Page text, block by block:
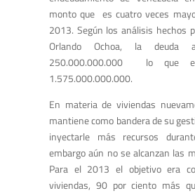
monto que es cuatro veces
2013. Según los análisis hechos
Orlando Ochoa, la deuda
250.000.000.000 lo que
1.575.000.000.000.
En materia de viviendas
mantiene como bandera de su
inyectarle más recursos
embargo aún no se alcanzan las
Para el 2013 el objetivo era
viviendas, 90 por ciento más